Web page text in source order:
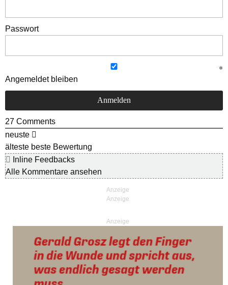
Passwort
Angemeldet bleiben
27 Comments
neuste
älteste beste Bewertung
Inline Feedbacks
Alle Kommentare ansehen
Anzeige